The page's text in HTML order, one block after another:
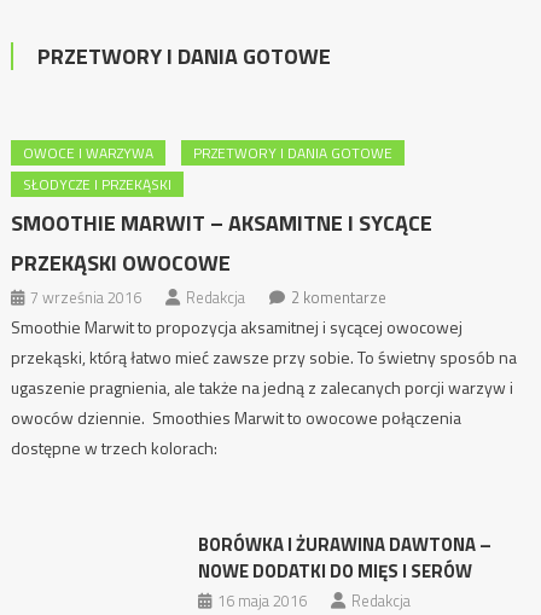
PRZETWORY I DANIA GOTOWE
OWOCE I WARZYWA
PRZETWORY I DANIA GOTOWE
SŁODYCZE I PRZEKĄSKI
SMOOTHIE MARWIT – AKSAMITNE I SYCĄCE
PRZEKĄSKI OWOCOWE
7 września 2016 Redakcja 2 komentarze
Smoothie Marwit to propozycja aksamitnej i sycącej owocowej
przekąski, którą łatwo mieć zawsze przy sobie. To świetny sposób na
ugaszenie pragnienia, ale także na jedną z zalecanych porcji warzyw i
owoców dziennie. Smoothies Marwit to owocowe połączenia
dostępne w trzech kolorach:
BORÓWKA I ŻURAWINA DAWTONA –
NOWE DODATKI DO MIĘS I SERÓW
16 maja 2016 Redakcja